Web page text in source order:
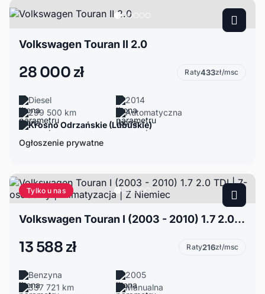
Volkswagen Touran II 2.0
28 000 zł Raty433zł/msc
Diesel
2014
299 500 km
Automatyczna
Krosno Odrzańskie (Lubuskie)
Ogłoszenie prywatne
Tylko u nas
Volkswagen Touran I (2003 - 2010) 1.7 2.0 TDI | 7-osobowy | Klimatyzacja | Z Niemiec
13 588 zł Raty216zł/msc
Benzyna
2005
337 721 km
Manualna